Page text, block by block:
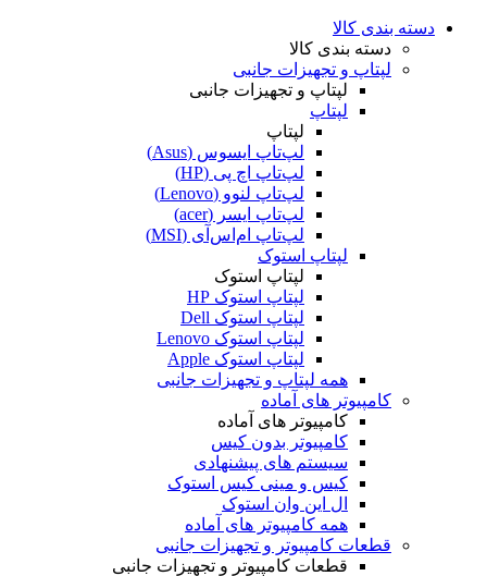
دسته بندی کالا
دسته بندی کالا
لپتاپ و تجهیزات جانبی
لپتاپ و تجهیزات جانبی
لپتاپ
لپتاپ
لپ‌تاپ ایسوس (Asus)
لپ‌تاپ اچ پی (HP)
لپ‌تاپ لنوو (Lenovo)
لپ‌تاپ ایسر (acer)
لپ‌تاپ ام‌اس‌آی (MSI)
لپتاپ استوک
لپتاپ استوک
لپتاپ استوک HP
لپتاپ استوک Dell
لپتاپ استوک Lenovo
لپتاپ استوک Apple
همه لپتاپ و تجهیزات جانبی
کامپیوتر های آماده
کامپیوتر های آماده
کامپیوتر بدون کیس
سیستم های پیشنهادی
کیس و مینی کیس استوک
ال این وان استوک
همه کامپیوتر های آماده
قطعات کامپیوتر و تجهیزات جانبی
قطعات کامپیوتر و تجهیزات جانبی